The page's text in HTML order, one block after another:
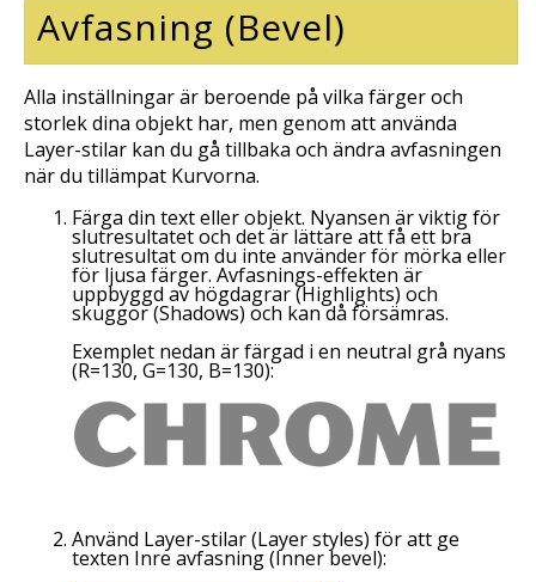
Avfasning (Bevel)
Alla inställningar är beroende på vilka färger och
storlek dina objekt har, men genom att använda
Layer-stilar kan du gå tillbaka och ändra avfasningen
när du tillämpat Kurvorna.
Färga din text eller objekt. Nyansen är viktig för
slutresultatet och det är lättare att få ett bra
slutresultat om du inte använder för mörka eller
för ljusa färger. Avfasnings-effekten är
uppbyggd av högdagrar (Highlights) och
skuggor (Shadows) och kan då försämras.
Exemplet nedan är färgad i en neutral grå nyans
(R=130, G=130, B=130):
Använd Layer-stilar (Layer styles) för att ge
texten Inre avfasning (Inner bevel):